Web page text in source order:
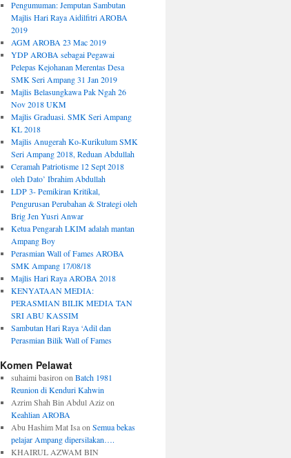
Pengumuman: Jemputan Sambutan
Majlis Hari Raya Aidilfitri AROBA
2019
AGM AROBA 23 Mac 2019
YDP AROBA sebagai Pegawai
Pelepas Kejohanan Merentas Desa
SMK Seri Ampang 31 Jan 2019
Majlis Belasungkawa Pak Ngah 26
Nov 2018 UKM
Majlis Graduasi. SMK Seri Ampang
KL 2018
Majlis Anugerah Ko-Kurikulum SMK
Seri Ampang 2018, Reduan Abdullah
Ceramah Patriotisme 12 Sept 2018
oleh Dato’ Ibrahim Abdullah
LDP 3- Pemikiran Kritikal,
Pengurusan Perubahan & Strategi oleh
Brig Jen Yusri Anwar
Ketua Pengarah LKIM adalah mantan
Ampang Boy
Perasmian Wall of Fames AROBA
SMK Ampang 17/08/18
Majlis Hari Raya AROBA 2018
KENYATAAN MEDIA:
PERASMIAN BILIK MEDIA TAN
SRI ABU KASSIM
Sambutan Hari Raya ‘Adil dan
Perasmian Bilik Wall of Fames
Komen Pelawat
suhaimi basiron on Batch 1981
Reunion di Kenduri Kahwin
Azrim Shah Bin Abdul Azizon
Keahlian AROBA
Abu Hashim Mat Isaon Semua bekas
pelajar Ampang dipersilakan….
KHAIRUL AZWAM BIN